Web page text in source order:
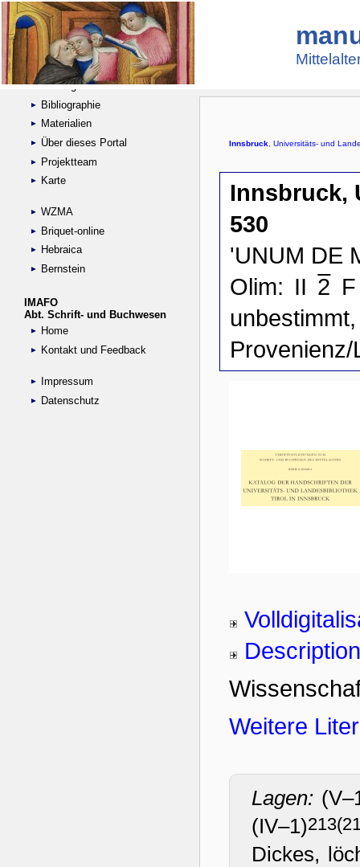
Suche
Handschriftensammlungen
Digitalisierte Handschriften
Kataloge
Bibliographie
Materialien
Über dieses Portal
Projektteam
Karte
WZMA
Briquet-online
Hebraica
Bernstein
IMAFO
Abt. Schrift- und Buchwesen
Home
Kontakt und Feedback
Impressum
Datenschutz